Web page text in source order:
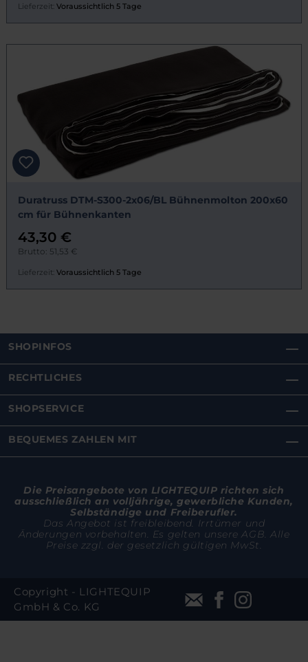
Lieferzeit: Voraussichtlich 5 Tage
Duratruss DTM-S300-2x06/BL Bühnenmolton 200x60
cm für Bühnenkanten
43,30 €
Brutto: 51,53 €
Lieferzeit: Voraussichtlich 5 Tage
SHOPINFOS
RECHTLICHES
SHOPSERVICE
BEQUEMES ZAHLEN MIT
Die Preisangebote von LIGHTEQUIP richten sich
ausschließlich an volljährige, gewerbliche Kunden,
Selbständige und Freiberufler.
Das Angebot ist freibleibend. Irrtümer und
Änderungen vorbehalten. Es gelten unsere AGB. Alle
Preise zzgl. der gesetzlich gültigen MwSt.
Copyright - LIGHTEQUIP
GmbH & Co. KG